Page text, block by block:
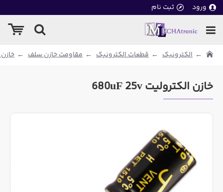
ورود ثبت نام
الکترونیک قطعات الکترونیک مقاومت خازن سلف
خازن الکترولیت 680uF 25v